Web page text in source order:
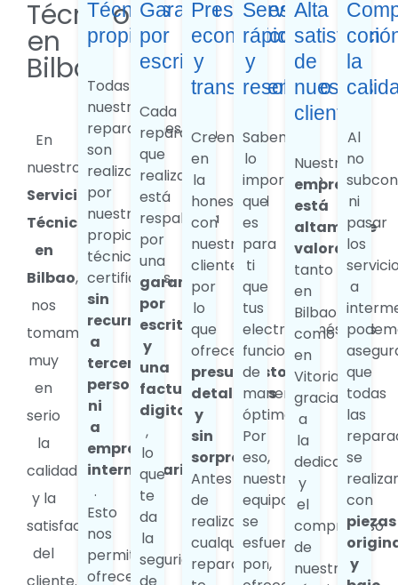
Técnico
en
Bilbao
En
nuestro
Servicio
Técnico
en
Bilbao,
nos
tomamos
muy
en
serio
la
calidad
y la
satisfacción
del
Técnicos
propios
Todas
nuestras
reparaciones
son
realizadas
por
nuestros
propios
técnicos
certificados,
sin
recurrir
a
terceras
personas
ni
a
empresas
intermediarias
.
Esto
nos
permite
ofrecerte
Garantía
por
escrito
Cada
reparación
que
realizamos
está
respaldada
por
una
garantía
por
escrito
y
una
factura
digital
,
lo
que
te
da
la
seguridad
Presupuestos
económicos
y
transparentes
Creemos
en
la
honestidad
con
nuestros
clientes,
por
lo
que
ofrecemos
presupuestos
detallados
y
sin
sorpresas
Antes
de
realizar
cualquier
reparación,
Servicio
rápido
y
resolutivo
Sabemos
lo
importante
que
es
para
ti
que
tus
electrodomésticos
funcionen
de
manera
óptima.
Por
eso,
nuestro
equipo
se
esfuerza
por
Alta
de
nuestros
clientes
Nuestra
empresa
está
altamente
valorada
tanto
en
Bilbao
como
en
Vitoria,
gracias
a
la
dedicación
y
el
compromiso
de
nuestros
con
la
Al
no
ni
pasar
los
a
que
todas
las
se
con
piezas
y